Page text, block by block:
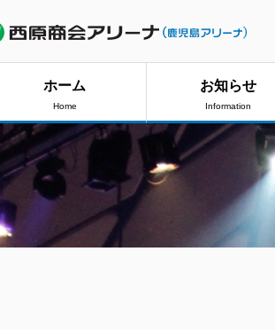
ホーム
Home
お知らせ
Information